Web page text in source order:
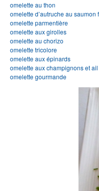
omelette au thon
omelette d’autruche au saumon
omelette parmentière
omelette aux girolles
omelette au chorizo
omelette tricolore
omelette aux épinards
omelette aux champignons et
omelette gourmande